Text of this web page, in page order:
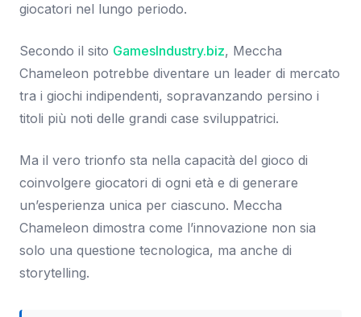
giocatori nel lungo periodo.
Secondo il sito GamesIndustry.biz, Meccha
Chameleon potrebbe diventare un leader di mercato
tra i giochi indipendenti, sopravanzando persino i
titoli più noti delle grandi case sviluppatrici.
Ma il vero trionfo sta nella capacità del gioco di
coinvolgere giocatori di ogni età e di generare
un’esperienza unica per ciascuno. Meccha
Chameleon dimostra come l’innovazione non sia
solo una questione tecnologica, ma anche di
storytelling.